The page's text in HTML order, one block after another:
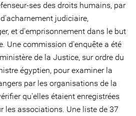
ses des droits humains, par
judiciaire,
et d'emprisonnement dans le but
Une commission d'enquête a été
de la Justice, sur ordre du
égyptien, pour examiner la
par les organisations de la
qu'elles étaient enregistrées
les associations. Une liste de 37